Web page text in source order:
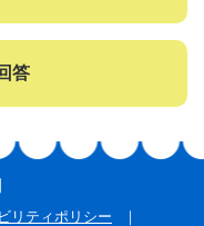
答
リティポリシー